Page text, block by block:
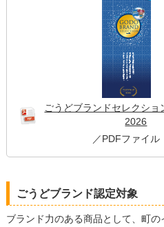
ごうどブランドセレクショ
2026
／PDFファイル
ごうどブランド認定対象
ブランド力のある商品として、町